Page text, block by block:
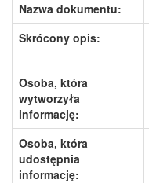
Nazwa dokumentu:
Skrócony opis:
Osoba, która
wytworzyła
informację:
Osoba, która
udostępnia
informację: